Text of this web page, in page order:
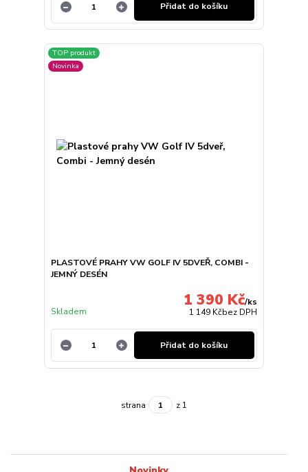
Přidat do košíku
TOP produkt
Novinka
PLASTOVÉ PRAHY VW GOLF IV 5DVEŘ, COMBI -
JEMNÝ DESÉN
1 390 Kč/ks
1 149 Kčbez DPH
Skladem
Přidat do košíku
strana z 1